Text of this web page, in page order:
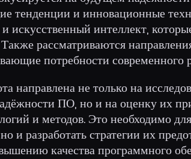
тенденции и инновационные
искусственный интеллект,
рассматриваются
потребности современного
направлена не только на
ПО, но и на оценку их
и методов. Это необходимо
и разработать стратегии их
качества программного